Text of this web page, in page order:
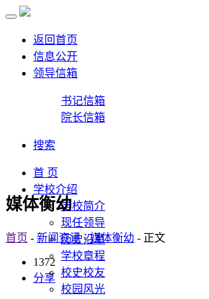
返回首页
信息公开
领导信箱
书记信箱
院长信箱
搜索
首 页
学校介绍
学校简介
现任领导
历史沿革
学校章程
校史校友
校园风光
媒体衡幼
首页 - 新闻资讯-媒体衡幼 - 正文
1372
分享